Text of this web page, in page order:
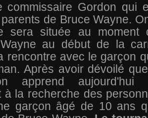
commissaire Gordon qui
de Bruce Wayne.
sera située au moment
au début de la
rencontre avec le garçon
Après avoir dévoilé
apprend
à la recherche des
garçon âgé de 10 ans